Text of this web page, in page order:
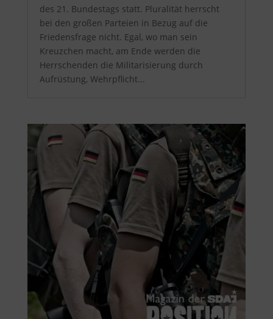
des 21. Bundestags statt. Pluralität herrscht
bei den großen Parteien in Bezug auf die
Friedensfrage nicht. Egal, wo man sein
Kreuzchen macht, am Ende werden die
Herrschenden die Militarisierung durch
Aufrüstung, Wehrpflicht...